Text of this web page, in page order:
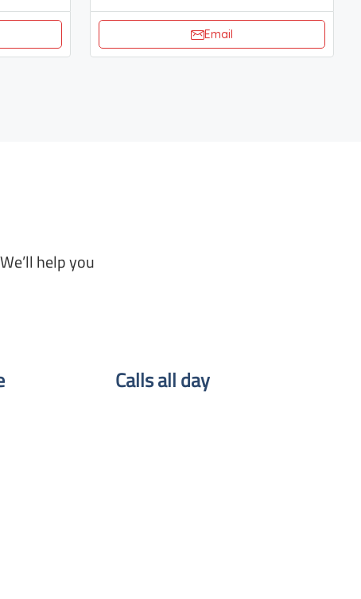
Email
help you
Calls all day